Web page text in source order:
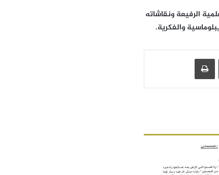
الرفيعة ونقاشاته
والفكرية.
مشاركة عبر البريد